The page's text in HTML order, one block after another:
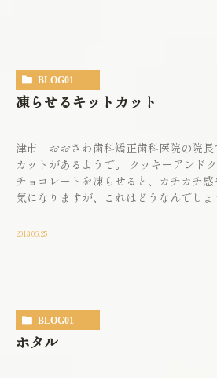
BLOG01
凍らせるキットカット
津市 おおさわ歯科矯正歯科医院の院長
カットがあるようで。 クッキーアンド
チョコレートを凍らせると、カチカチ
気になりますが、これはどうなんでし
2013.06.25
BLOG01
ホタル